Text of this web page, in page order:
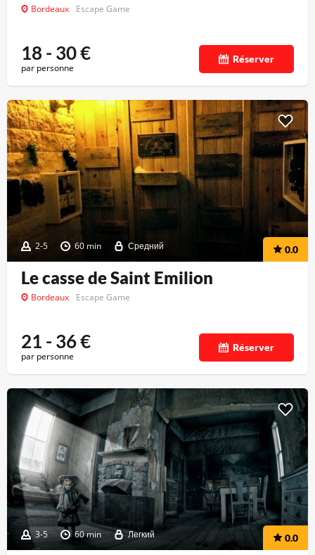
Bordeaux Escape Game
18 - 30€
par personne
Réserver
2-5 60 min Средний 0.0
Le casse de Saint Emilion
Bordeaux Escape Game
21 - 36€
par personne
Réserver
3-5 60 min Легкий 0.0